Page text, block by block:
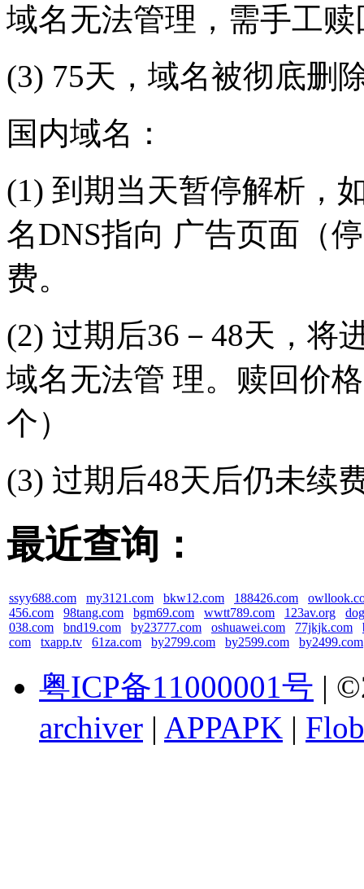
域名无法管理，需手工赎
(3) 75天，域名被彻底删
国内域名：
(1) 到期当天暂停解析，
名DNS指向 广告页面（
费。
(2) 过期后36－48天，将
域名无法管 理。赎回价
个）
(3) 过期后48天后仍未续
最近查询：
ssyy688.com my3121.com bkw12.com 188426.com
456.com
98tang.com bgm69.com wwtt789.com 123av.org
038.com
bnd19.com by23777.com oshuawei.com 77jkjk.com
com
txapp.tv 61za.com by2799.com by2599.com by2499.com
粤ICP备11000001号 |
archiver | APPAPK |